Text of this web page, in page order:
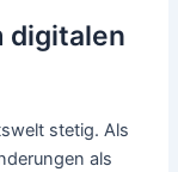
digitalen
stetig. Als
als